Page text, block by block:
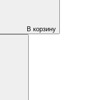
В корзину